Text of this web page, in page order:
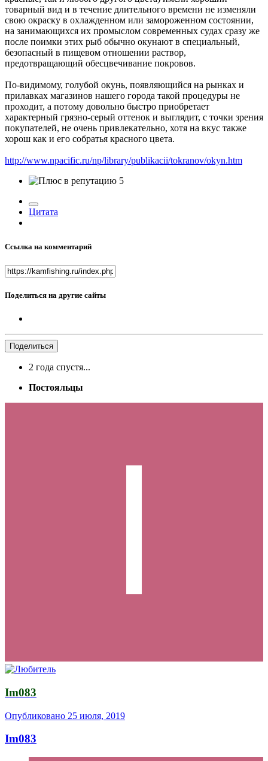
товарный вид и в течение длительного времени не изменяли
свою окраску в охлажденном или замороженном состоянии,
на занимающихся их промыслом современных судах сразу же
после поимки этих рыб обычно окунают в специальный,
безопасный в пищевом отношении раствор,
предотвращающий обесцвечивание покровов.
По-видимому, голубой окунь, появляющийся на рынках и
прилавках магазинов нашего города такой процедуры не
проходит, а потому довольно быстро приобретает
характерный грязно-серый оттенок и выглядит, с точки зрения
покупателей, не очень привлекательно, хотя на вкус также
хорош как и его собратья красного цвета.
http://www.npacific.ru/np/library/publikacii/tokranov/okyn.htm
5
Цитата
Ссылка на комментарий
Поделиться на другие сайты
Поделиться
2 года спустя...
Постояльцы
Im083
Опубликовано 25 июля, 2019
Im083